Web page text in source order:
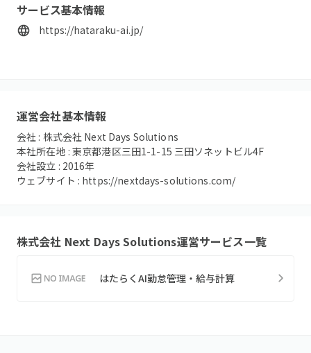
サービス基本情報
https://hataraku-ai.jp/
運営会社基本情報
会社 : 株式会社 Next Days Solutions
本社所在地 :東京都港区三田1-1-15 三田ソネットビル4F
会社設立 : 2016年
ウェブサイト : https://nextdays-solutions.com/
株式会社 Next Days Solutions運営サービス一覧
はたらくAI勤怠管理・給与計算